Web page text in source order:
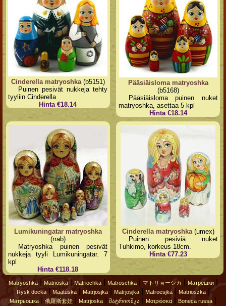
Cinderella matryoshka(b5151)
Puinen pesivät nukkeja tehty
tyyliin Cinderella
Hinta €18.14
Pääsiäisloma matryoshka
(b5168)
Pääsiäisloma puinen nuket
matryoshka, asettaa 5 kpl
Hinta €18.14
Lumikuningatar matryoshka
(rrab)
Matryoshka puinen pesivät
nukkeja tyyli Lumikuningatar. 7
kpl
Hinta €118.18
Cinderella matryoshka(umex)
Puinen pesiviä nuket
Tuhkimo, korkeus 18cm.
Hinta €77.23
Matryoshka| Matrioska| Matriochka| Matroschka| マトリョーシカ Матрешки|
Rysk docka| Maatuska| Matrjosjka| Matrjosjka| Matroesjka| Matrioszka|
Матрьошка 俄羅斯套娃 Matrjoska მატრიოშკა Ματριόσκα Boneca russa